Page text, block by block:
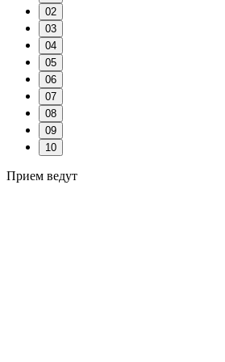
02
03
04
05
06
07
08
09
10
Прием ведут